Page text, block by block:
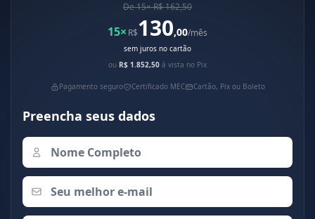
De 15× R$ 162,50
15× R$130,00/mês
sem juros no cartão
ou R$ 1.852,50 à vista no Pix
Pagamento seguro Certificado MEC Cartão, Pix ou Boleto
Preencha seus dados